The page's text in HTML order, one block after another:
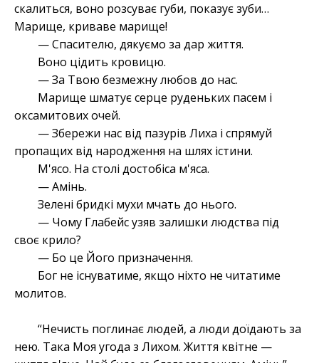
скалиться, воно розсуває губи, показує зуби…
Марище, криваве марище!
— Спасителю, дякуємо за дар життя.
Воно цідить кровицю.
— За Твою безмежну любов до нас.
Марище шматує серце руденьких пасем і
оксамитових очей.
— Збережи нас від пазурів Лиха і спрямуй
пропащих від народження на шлях істини.
М'ясо. На столі достобіса м'яса.
— Амінь.
Зелені бридкі мухи мчать до нього.
— Чому Глабейс узяв залишки людства під
своє крило?
— Бо це Його призначення.
Бог не існуватиме, якщо ніхто не читатиме
молитов.
“Нечисть поглинає людей, а люди доїдають за
нею. Така Моя угода з Лихом. Життя квітне —